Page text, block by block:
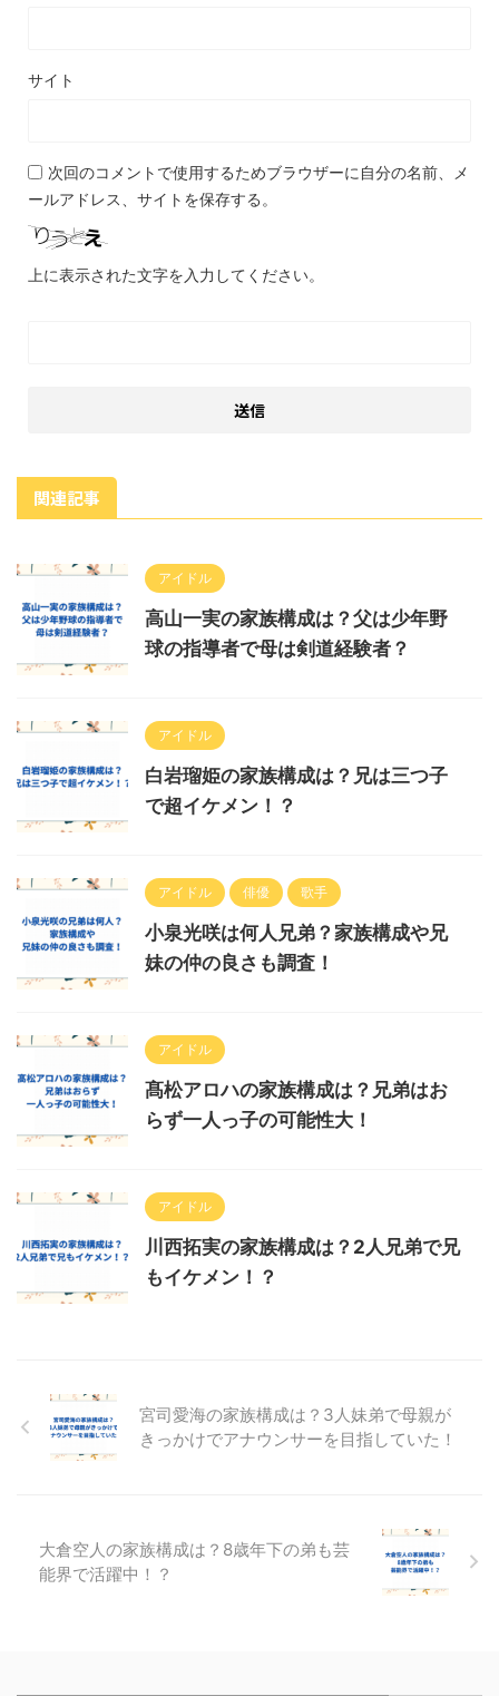
サイト
次回のコメントで使用するためブラウザーに自分の名前、メ
ールアドレス、サイトを保存する。
上に表示された文字を入力してください。
関連記事
アイドル
高山一実の家族構成は？父は少年野
球の指導者で母は剣道経験者？
アイドル
白岩瑠姫の家族構成は？兄は三つ子
で超イケメン！？
アイドル 俳優 歌手
小泉光咲は何人兄弟？家族構成や兄
妹の仲の良さも調査！
アイドル
髙松アロハの家族構成は？兄弟はお
らず一人っ子の可能性大！
アイドル
川西拓実の家族構成は？2人兄弟で兄
もイケメン！？
宮司愛海の家族構成は？3人妹弟で母親が
きっかけでアナウンサーを目指していた！
大倉空人の家族構成は？8歳年下の弟も芸
能界で活躍中！？